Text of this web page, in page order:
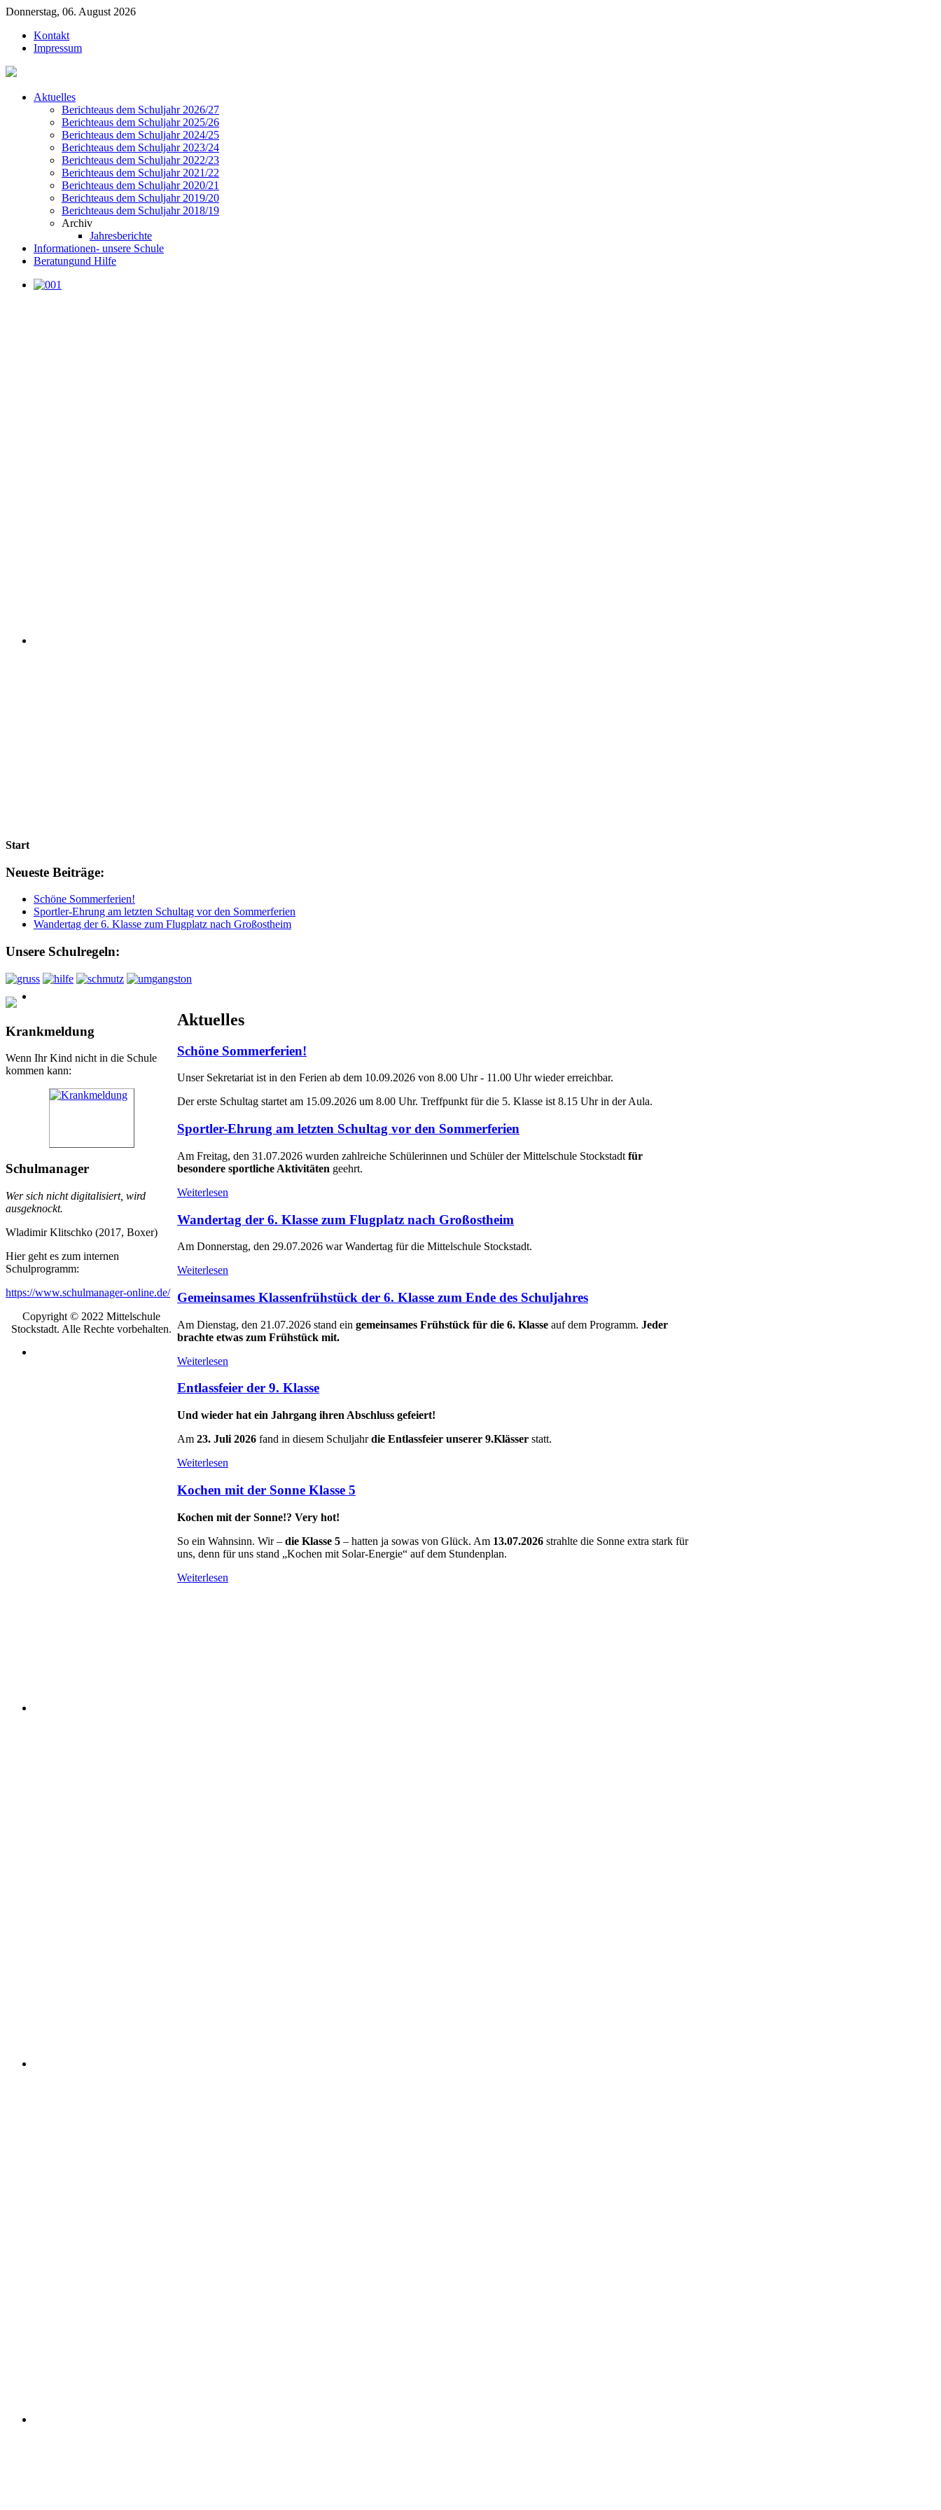
Donnerstag, 06. August 2026
Kontakt
Impressum
Aktuelles
Berichteaus dem Schuljahr 2026/27
Berichteaus dem Schuljahr 2025/26
Berichteaus dem Schuljahr 2024/25
Berichteaus dem Schuljahr 2023/24
Berichteaus dem Schuljahr 2022/23
Berichteaus dem Schuljahr 2021/22
Berichteaus dem Schuljahr 2020/21
Berichteaus dem Schuljahr 2019/20
Berichteaus dem Schuljahr 2018/19
Archiv
Jahresberichte
Informationen- unsere Schule
Beratungund Hilfe
Start
Neueste Beiträge:
Schöne Sommerferien!
Sportler-Ehrung am letzten Schultag vor den Sommerferien
Wandertag der 6. Klasse zum Flugplatz nach Großostheim
Unsere Schulregeln:
Aktuelles
Schöne Sommerferien!
Unser Sekretariat ist in den Ferien ab dem 10.09.2026 von 8.00 Uhr - 11.00 Uhr wieder erreichbar.
Der erste Schultag startet am 15.09.2026 um 8.00 Uhr. Treffpunkt für die 5. Klasse ist 8.15 Uhr in der Aula.
Sportler-Ehrung am letzten Schultag vor den Sommerferien
Am Freitag, den 31.07.2026 wurden zahlreiche Schülerinnen und Schüler der Mittelschule Stockstadt für
besondere sportliche Aktivitäten geehrt.
Weiterlesen
Wandertag der 6. Klasse zum Flugplatz nach Großostheim
Am Donnerstag, den 29.07.2026 war Wandertag für die Mittelschule Stockstadt.
Weiterlesen
Gemeinsames Klassenfrühstück der 6. Klasse zum Ende des Schuljahres
Am Dienstag, den 21.07.2026 stand ein gemeinsames Frühstück für die 6. Klasse auf dem Programm. Jeder
brachte etwas zum Frühstück mit.
Weiterlesen
Entlassfeier der 9. Klasse
Und wieder hat ein Jahrgang ihren Abschluss gefeiert!
Am 23. Juli 2026 fand in diesem Schuljahrdie Entlassfeier unserer 9.Klässer statt.
Weiterlesen
Kochen mit der Sonne Klasse 5
Kochen mit der Sonne!? Very hot!
So ein Wahnsinn. Wir – die Klasse 5 – hatten ja sowas von Glück. Am 13.07.2026 strahlte die Sonne extra stark für
uns, denn für uns stand „Kochen mit Solar-Energie“ auf dem Stundenplan.
Weiterlesen
Krankmeldung
Wenn Ihr Kind nicht in die Schule
kommen kann:
Schulmanager
Wer sich nicht digitalisiert, wird
ausgeknockt.
Wladimir Klitschko (2017, Boxer)
Hier geht es zum internen
Schulprogramm:
https://www.schulmanager-online.de/
Copyright © 2022 Mittelschule
Stockstadt. Alle Rechte vorbehalten.